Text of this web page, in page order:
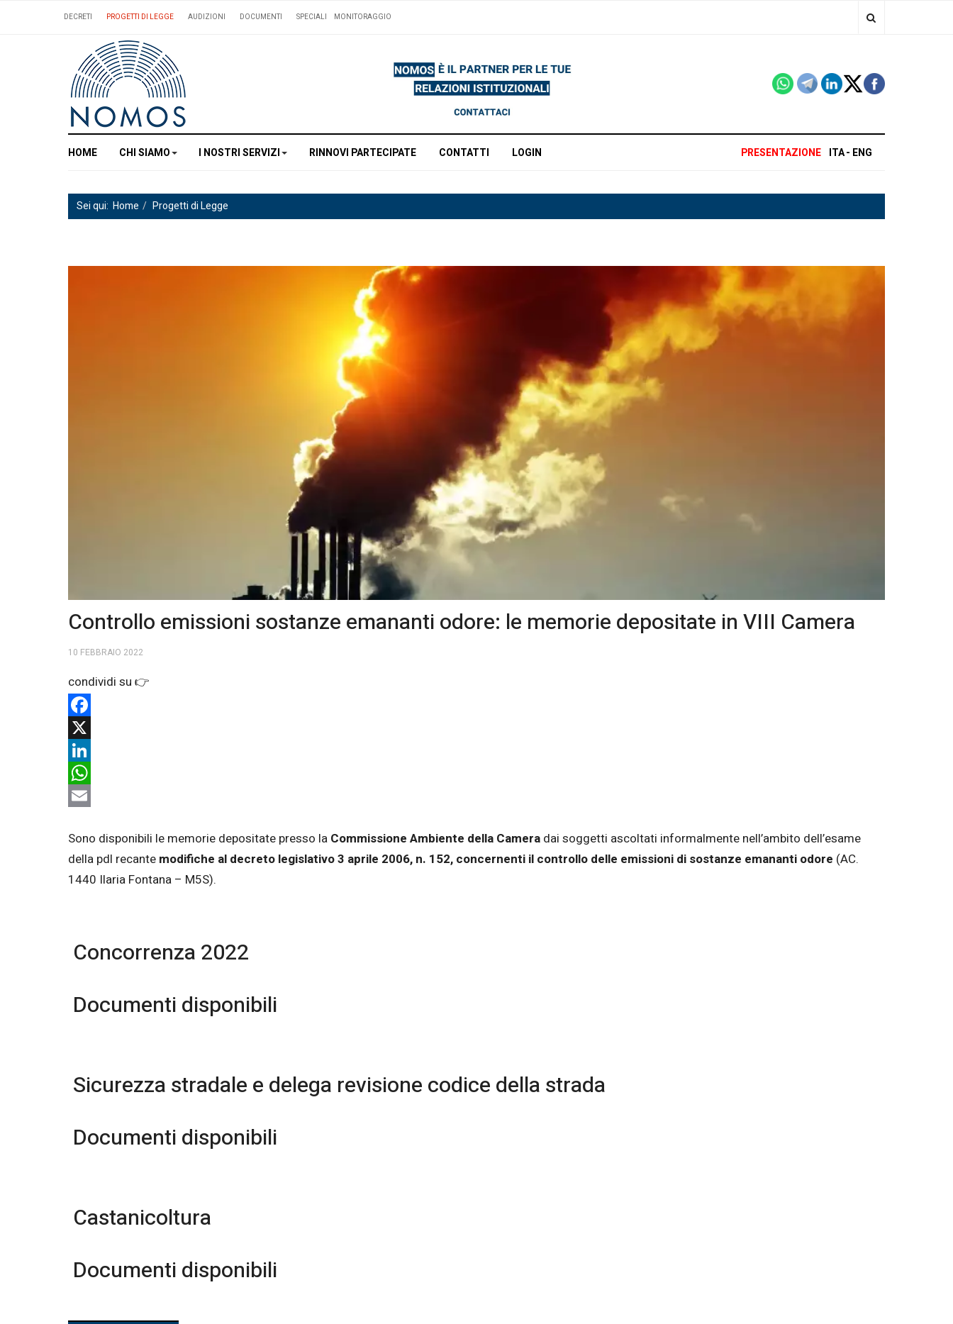
DECRETI PROGETTI DI LEGGE AUDIZIONI DOCUMENTI SPECIALI MONITORAGGIO
HOME CHI SIAMO I NOSTRI SERVIZI RINNOVI PARTECIPATE CONTATTI LOGIN PRESENTAZIONE ITA ENG
Sei qui: Home Progetti di Legge
Controllo emissioni sostanze emananti odore: le memorie depositate in VIII Camera
10 FEBBRAIO 2022
Facebook
X
LinkedIn
WhatsApp
Sono disponibili le memorie depositate presso la Commissione Ambiente della Camera dai soggetti ascoltati informalmente nell’ambito dell’esame
della pdl recante modifiche al decreto legislativo 3 aprile 2006, n. 152, concernenti il controllo delle emissioni di sostanze emananti odore (AC.
1440 Ilaria Fontana – M5S).
Concorrenza 2022
Documenti disponibili
Sicurezza stradale e delega revisione codice della strada
Documenti disponibili
Castanicoltura
Documenti disponibili